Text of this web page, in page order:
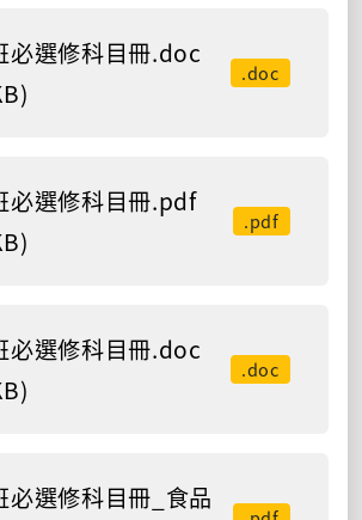
必選修科目冊.doc
.doc
必選修科目冊.pdf
.pdf
必選修科目冊.doc
.doc
必選修科目冊_食品